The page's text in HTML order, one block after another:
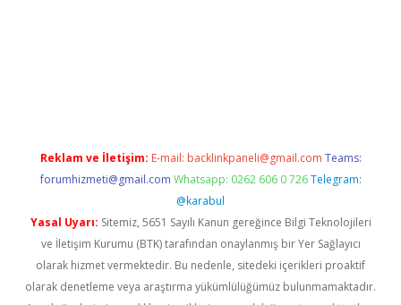
Reklam ve İletişim: E-mail: backlinkpaneli@gmail.com Teams:
forumhizmeti@gmail.com Whatsapp: 0262 606 0 726 Telegram:
@karabul
Yasal Uyarı: Sitemiz, 5651 Sayılı Kanun gereğince Bilgi Teknolojileri
ve İletişim Kurumu (BTK) tarafından onaylanmış bir Yer Sağlayıcı
olarak hizmet vermektedir. Bu nedenle, sitedeki içerikleri proaktif
olarak denetleme veya araştırma yükümlülüğümüz bulunmamaktadır.